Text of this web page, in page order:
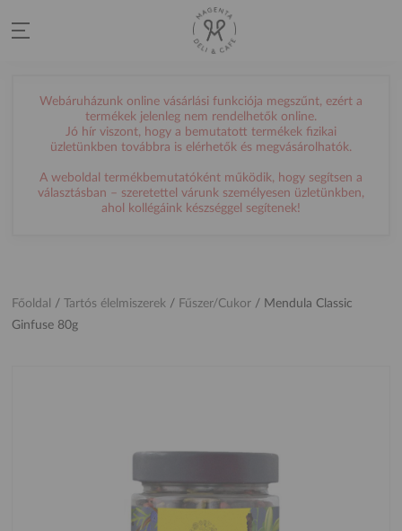
Webáruházunk online vásárlási funkciója megszűnt, ezért a
termékek jelenleg nem rendelhetők online.
Jó hír viszont, hogy a bemutatott termékek fizikai
üzletünkben továbbra is elérhetők és megvásárolhatók.
A weboldal termékbemutatóként működik, hogy segítsen a
választásban – szeretettel várunk személyesen üzletünkben,
ahol kollégáink készséggel segítenek!
Főoldal / Tartós élelmiszerek / Fűszer/Cukor / Mendula Classic
Ginfuse 80g